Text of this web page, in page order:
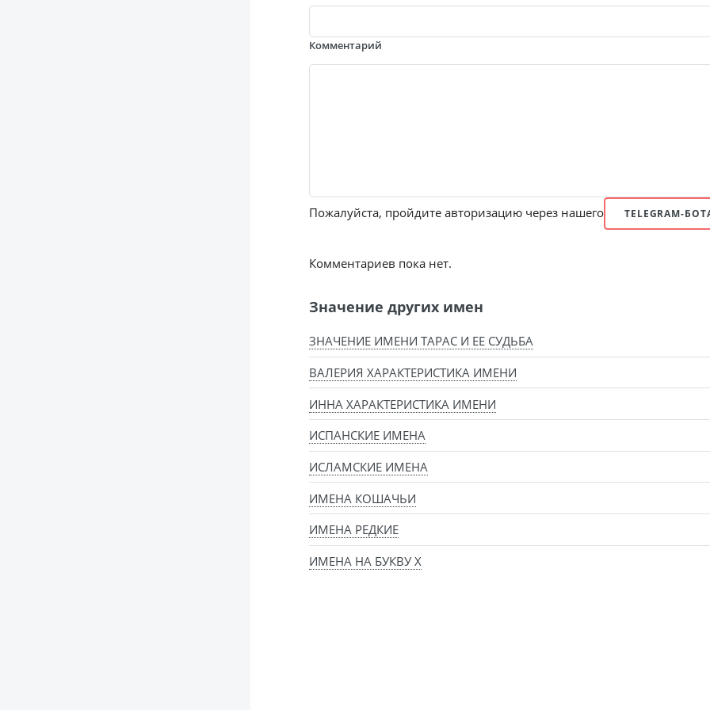
Комментарий
Пожалуйста, пройдите авторизацию через нашего TELEGRAM-
Комментариев пока нет.
Значение других имен
ЗНАЧЕНИЕ ИМЕНИ ТАРАС И ЕЕ СУДЬБА
ВАЛЕРИЯ ХАРАКТЕРИСТИКА ИМЕНИ
ИННА ХАРАКТЕРИСТИКА ИМЕНИ
ИСПАНСКИЕ ИМЕНА
ИСЛАМСКИЕ ИМЕНА
ИМЕНА КОШАЧЬИ
ИМЕНА РЕДКИЕ
ИМЕНА НА БУКВУ Х